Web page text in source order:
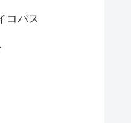
コパス